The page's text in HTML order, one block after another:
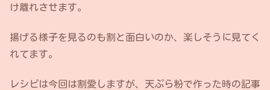
け離れさせます。
揚げる様子を見るのも割と面白いのか、楽しそうに見てく
れてます。
レシピは今回は割愛しますが、天ぷら粉で作った時の記事